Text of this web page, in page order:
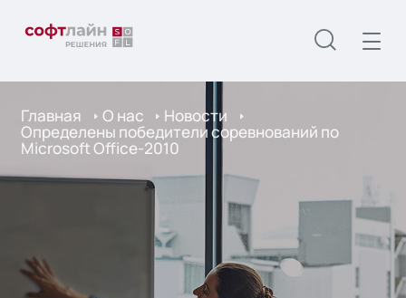
Главная О нас Новости
Определены победители соревнований по
Microsoft Office-2010